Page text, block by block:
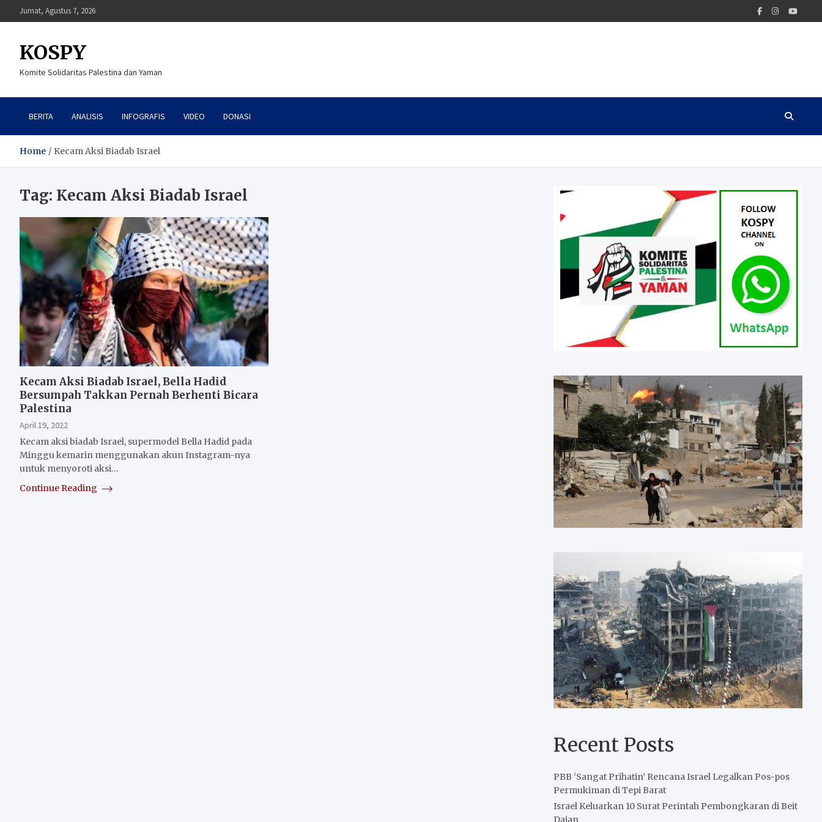
to
Jumat, Agustus 7, 2026
KOSPY
Komite Solidaritas Palestina dan Yaman
BERITA ANALISIS INFOGRAFIS VIDEO DONASI
Home Kecam Aksi Biadab Israel
Tag: Kecam Aksi Biadab Israel
Kecam Aksi Biadab Israel, Bella Hadid
Bersumpah Takkan Pernah Berhenti Bicara
Palestina
April 19, 2022
Kecam aksi biadab Israel, supermodel Bella Hadid pada
Minggu kemarin menggunakan akun Instagram-nya
untuk menyoroti aksi…
Continue Reading
Recent Posts
PBB ‘Sangat Prihatin’ Rencana Israel Legalkan Pos-pos
Permukiman di Tepi Barat
Israel Keluarkan 10 Surat Perintah Pembongkaran di Beit
Dajan